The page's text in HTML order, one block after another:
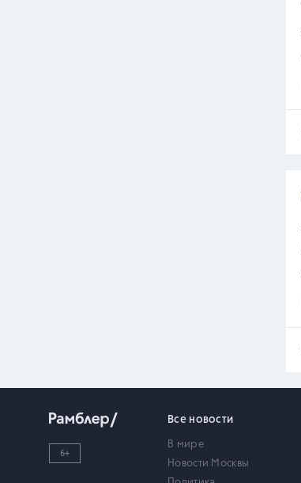
6+
Все новости
В мире
Новости Москвы